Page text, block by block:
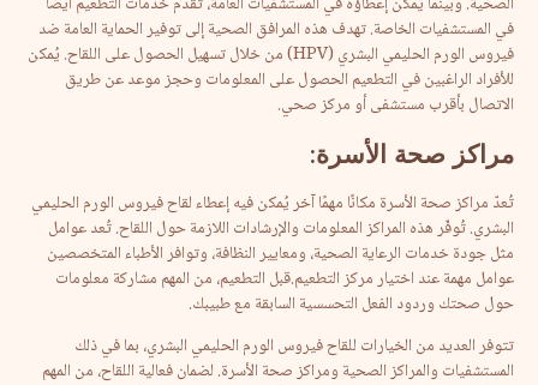
في المستشفيات الخاصة. تهدف هذه المرافق الصحية إلى توفير الحماية العامة ضد
فيروس الورم الحليمي البشري (HPV) من خلال تسهيل الحصول على اللقاح. يُمكن
للأفراد الراغبين في التطعيم الحصول على المعلومات وحجز موعد عن طريق
الاتصال بأقرب مستشفى أو مركز صحي.
مراكز صحة الأسرة:
تُعدّ مراكز صحة الأسرة مكانًا مهمًا آخر يُمكن فيه إعطاء لقاح فيروس الورم الحليمي
البشري. تُوفّر هذه المراكز المعلومات والإرشادات اللازمة حول اللقاح. تُعد عوامل
مثل جودة خدمات الرعاية الصحية، ومعايير النظافة، وتوافر الأطباء المتخصصين
عوامل مهمة عند اختيار مركز التطعيم.قبل التطعيم، من المهم مشاركة معلومات
حول صحتك وردود الفعل التحسسية السابقة مع طبيبك.
تتوفر العديد من الخيارات للقاح فيروس الورم الحليمي البشري، بما في ذلك
المستشفيات والمراكز الصحية ومراكز صحة الأسرة. لضمان فعالية اللقاح، من المهم